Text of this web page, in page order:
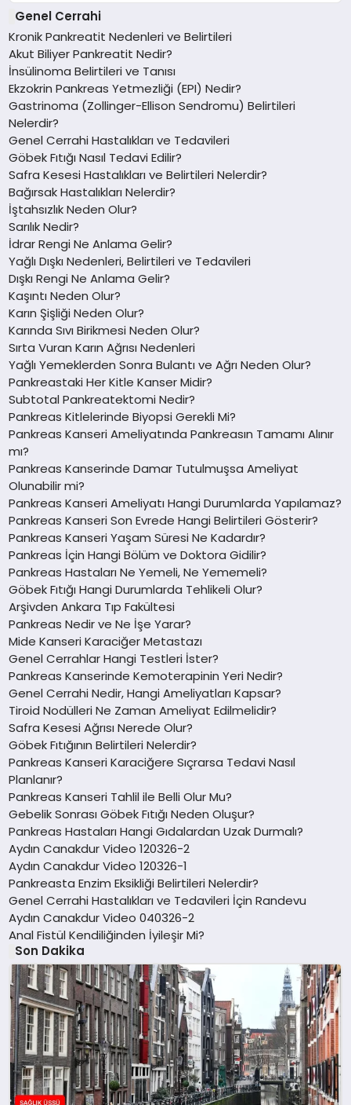
Genel Cerrahi
Kronik Pankreatit Nedenleri ve Belirtileri
Akut Biliyer Pankreatit Nedir?
İnsülinoma Belirtileri ve Tanısı
Ekzokrin Pankreas Yetmezliği (EPI) Nedir?
Gastrinoma (Zollinger-Ellison Sendromu) Belirtileri
Nelerdir?
Genel Cerrahi Hastalıkları ve Tedavileri
Göbek Fıtığı Nasıl Tedavi Edilir?
Safra Kesesi Hastalıkları ve Belirtileri Nelerdir?
Bağırsak Hastalıkları Nelerdir?
İştahsızlık Neden Olur?
Sarılık Nedir?
İdrar Rengi Ne Anlama Gelir?
Yağlı Dışkı Nedenleri, Belirtileri ve Tedavileri
Dışkı Rengi Ne Anlama Gelir?
Kaşıntı Neden Olur?
Karın Şişliği Neden Olur?
Karında Sıvı Birikmesi Neden Olur?
Sırta Vuran Karın Ağrısı Nedenleri
Yağlı Yemeklerden Sonra Bulantı ve Ağrı Neden Olur?
Pankreastaki Her Kitle Kanser Midir?
Subtotal Pankreatektomi Nedir?
Pankreas Kitlelerinde Biyopsi Gerekli Mi?
Pankreas Kanseri Ameliyatında Pankreasın Tamamı Alınır
mı?
Pankreas Kanserinde Damar Tutulmuşsa Ameliyat
Olunabilir mi?
Pankreas Kanseri Ameliyatı Hangi Durumlarda Yapılamaz?
Pankreas Kanseri Son Evrede Hangi Belirtileri Gösterir?
Pankreas Kanseri Yaşam Süresi Ne Kadardır?
Pankreas İçin Hangi Bölüm ve Doktora Gidilir?
Pankreas Hastaları Ne Yemeli, Ne Yememeli?
Göbek Fıtığı Hangi Durumlarda Tehlikeli Olur?
Arşivden Ankara Tıp Fakültesi
Pankreas Nedir ve Ne İşe Yarar?
Mide Kanseri Karaciğer Metastazı
Genel Cerrahlar Hangi Testleri İster?
Pankreas Kanserinde Kemoterapinin Yeri Nedir?
Genel Cerrahi Nedir, Hangi Ameliyatları Kapsar?
Tiroid Nodülleri Ne Zaman Ameliyat Edilmelidir?
Safra Kesesi Ağrısı Nerede Olur?
Göbek Fıtığının Belirtileri Nelerdir?
Pankreas Kanseri Karaciğere Sıçrarsa Tedavi Nasıl
Planlanır?
Pankreas Kanseri Tahlil ile Belli Olur Mu?
Gebelik Sonrası Göbek Fıtığı Neden Oluşur?
Pankreas Hastaları Hangi Gıdalardan Uzak Durmalı?
Aydın Canakdur Video 120326-2
Aydın Canakdur Video 120326-1
Pankreasta Enzim Eksikliği Belirtileri Nelerdir?
Genel Cerrahi Hastalıkları ve Tedavileri İçin Randevu
Aydın Canakdur Video 040326-2
Anal Fistül Kendiliğinden İyileşir Mi?
Son Dakika